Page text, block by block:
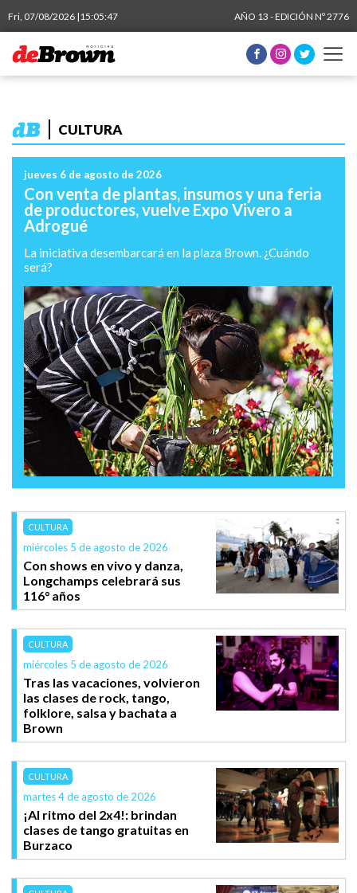
Fri, 07/08/2026 |15:05:48 AÑO 13 - EDICIÓN Nº 2776
CULTURA
jueves 6 de agosto de 2026
Con venta de plantas, insumos y una feria
de productores, vuelve Expo Vivero a
Adrogué
La iniciativa desembarcará en la plaza Brown. ¿Cuándo
será?
CULTURA
miércoles 5 de agosto de 2026
Con shows en vivo y danza,
Longchamps celebrará sus
116° años
CULTURA
miércoles 5 de agosto de 2026
Tras las vacaciones, volvieron
las clases de rock, tango,
folklore, salsa y bachata a
Brown
CULTURA
martes 4 de agosto de 2026
¡Al ritmo del 2x4!: brindan
clases de tango gratuitas en
Burzaco